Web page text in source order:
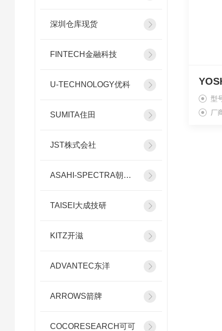
深圳仓库现货
FINTECH金融科技
U-TECHNOLOGY优科
SUMITA住田
JST株式会社
ASAHI-SPECTRA朝日分光
TAISEI大成技研
KITZ开滋
ADVANTEC东洋
ARROWS箭牌
COCORESEARCH可可
型
厂